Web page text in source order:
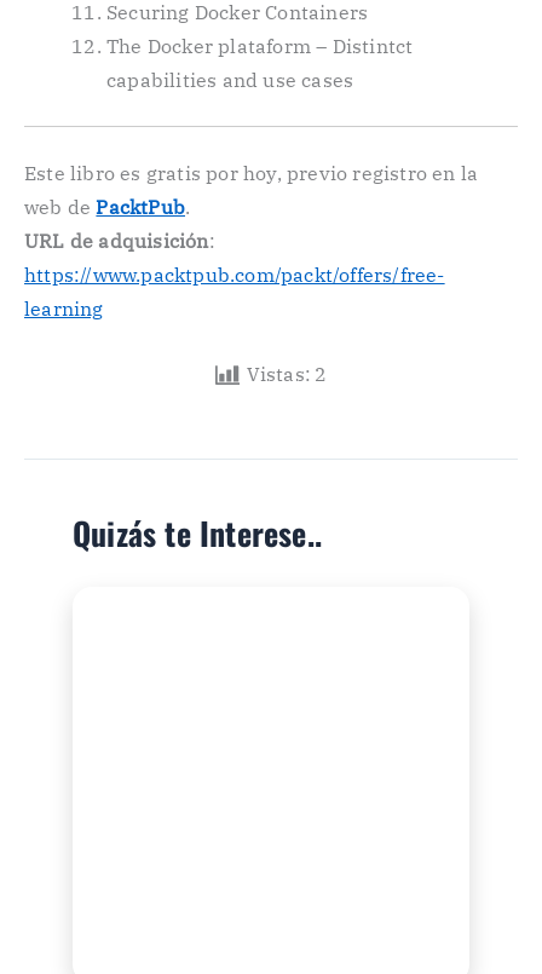
Securing Docker Containers
The Docker plataform – Distintct
capabilities and use cases
Este libro es gratis por hoy, previo registro en la
web dePacktPub.
URL de adquisición:
https://www.packtpub.com/packt/offers/free-
learning
Vistas: 2
Quizás te Interese..